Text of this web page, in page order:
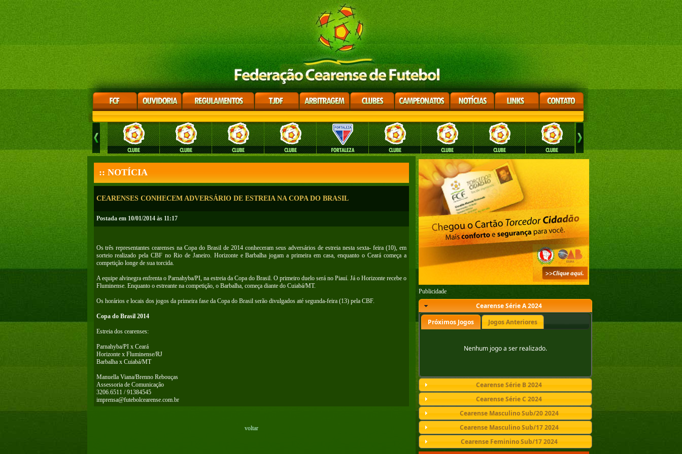
:: NOTÍCIA
CEARENSES CONHECEM ADVERSÁRIO DE ESTREIA NA COPA DO BRASIL
Postada em 10/01/2014 às 11:17
Os três representantes cearenses na Copa do Brasil de 2014 conheceram seus adversários de estreia nesta sexta- feira (10), em
sorteio realizado pela CBF no Rio de Janeiro. Horizonte e Barbalha jogam a primeira em casa, enquanto o Ceará começa a
competição longe de sua torcida.
A equipe alvinegra enfrenta o Parnahyba/PI, na estreia da Copa do Brasil. O primeiro duelo será no Piauí. Já o Horizonte recebe o
Fluminense. Enquanto o estreante na competição, o Barbalha, começa diante do Cuiabá/MT.
Os horários e locais dos jogos da primeira fase da Copa do Brasil serão divulgados até segunda-feira (13) pela CBF.
Copa do Brasil 2014
Estreia dos cearenses:
Parnahyba/PI x Ceará
Horizonte x Fluminense/RJ
Barbalha x Cuiabá/MT
Manuella Viana/Brenno Rebouças
Assessoria de Comunicação
3206.6511 / 91384545
imprensa@futebolcearense.com.br
voltar
Publicidade
Cearense Série A 2024
Próximos Jogos
Jogos Anteriores
Nenhum jogo a ser realizado.
Cearense Série B 2024
Cearense Série C 2024
Cearense Masculino Sub/20 2024
Cearense Masculino Sub/17 2024
Cearense Feminino Sub/17 2024